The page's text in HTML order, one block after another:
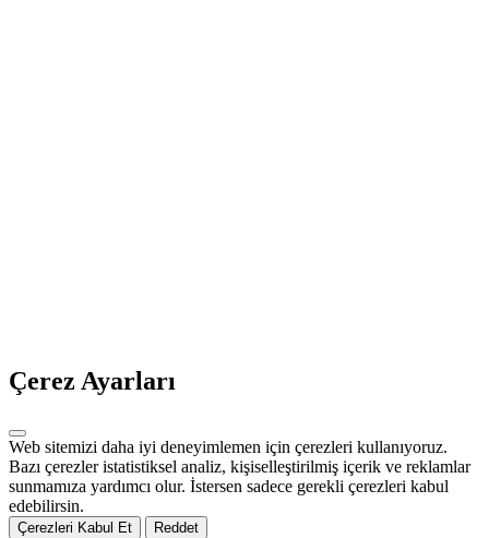
Çerez Ayarları
Web sitemizi daha iyi deneyimlemen için çerezleri kullanıyoruz.
Bazı çerezler istatistiksel analiz, kişiselleştirilmiş içerik ve reklamlar
sunmamıza yardımcı olur. İstersen sadece gerekli çerezleri kabul
edebilirsin.
Çerezleri Kabul Et
Reddet